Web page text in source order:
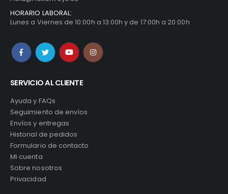
HORARIO LABORAL:
Lunes a Viernes de 10:00h a 13:00h y de 17:00h a 20:00h
SERVICIO AL CLIENTE
Ayuda y FAQs
Seguimiento de envíos
Envíos y entregas
Historial de pedidos
Formulario de contacto
Mi cuenta
Sobre nosotros
Privacidad